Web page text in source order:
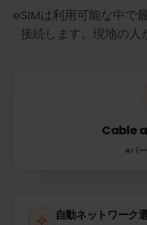
eSIMは利用可能な中で
接続します。現地の人
Cable
パ
自動ネットワーク